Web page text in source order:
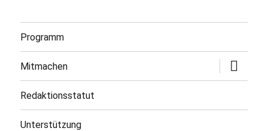
Programm
Mitmachen
öffnen
Redaktionsstatut
Unterstützung